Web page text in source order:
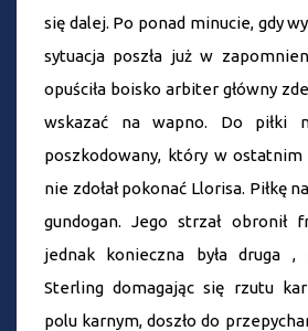
się dalej. Po ponad minucie, gdy
sytuacja poszła już w
opuściła boisko arbiter główny
wskazać na wapno. Do piłki
poszkodowany, który w
nie zdołał pokonać Llorisa. Piłkę
gundogan. Jego strzał obronił
jednak konieczna była druga ,
Sterling domagając się rzutu
polu karnym, doszło do